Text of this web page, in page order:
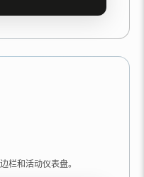
栏和活动仪表盘。